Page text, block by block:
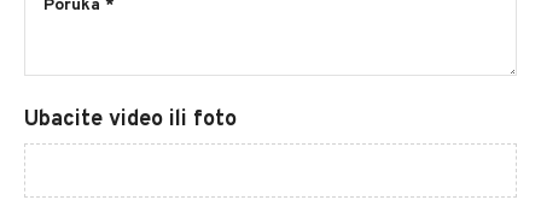
Ubacite video ili foto